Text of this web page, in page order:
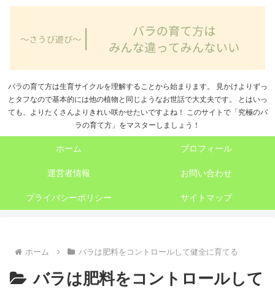
バラの育て方は生育サイクルを理解することから始まります。 見かけよりずっ
とタフなので基本的には他の植物と同じようなお世話で大丈夫です。 とはいっ
ても、よりたくさんよりきれい咲かせたいですよね！ このサイトで「究極のバ
ラの育て方」をマスターしましょう！
ホーム プロフィール
運営者情報 お問い合わせ
プライバシーポリシー サイトマップ
ホーム バラは肥料をコントロールして健全に育てる
バラは肥料をコントロールして